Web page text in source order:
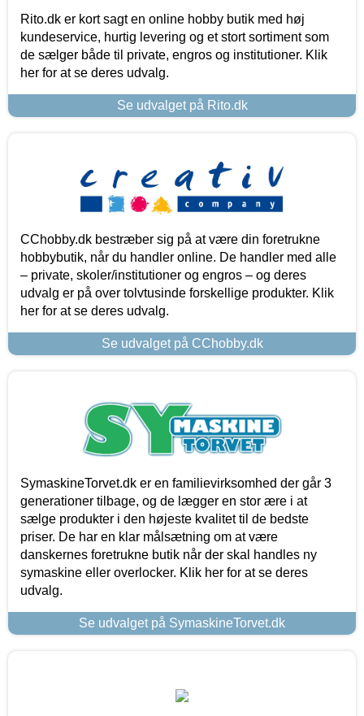
Rito.dk er kort sagt en online hobby butik med høj
kundeservice, hurtig levering og et stort sortiment som
de sælger både til private, engros og institutioner. Klik
her for at se deres udvalg.
Se udvalget på Rito.dk
CChobby.dk bestræber sig på at være din foretrukne
hobbybutik, når du handler online. De handler med alle
– private, skoler/institutioner og engros – og deres
udvalg er på over tolvtusinde forskellige produkter. Klik
her for at se deres udvalg.
Se udvalget på CChobby.dk
SymaskineTorvet.dk er en familievirksomhed der går 3
generationer tilbage, og de lægger en stor ære i at
sælge produkter i den højeste kvalitet til de bedste
priser. De har en klar målsætning om at være
danskernes foretrukne butik når der skal handles ny
symaskine eller overlocker. Klik her for at se deres
udvalg.
Se udvalget på SymaskineTorvet.dk